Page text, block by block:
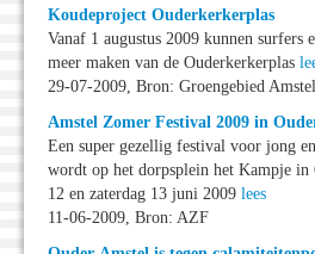
Koudeproject Ouderkerkerplas
Vanaf 1 augustus 2009 kunnen surfers
meer maken van de Ouderkerkerplas
29-07-2009, Bron: Groengebied
Amstel Zomer Festival 2009 in
Een super gezellig festival voor jong
wordt op het dorpsplein het Kampje
12 en zaterdag 13 juni 2009 lees
11-06-2009, Bron: AZF